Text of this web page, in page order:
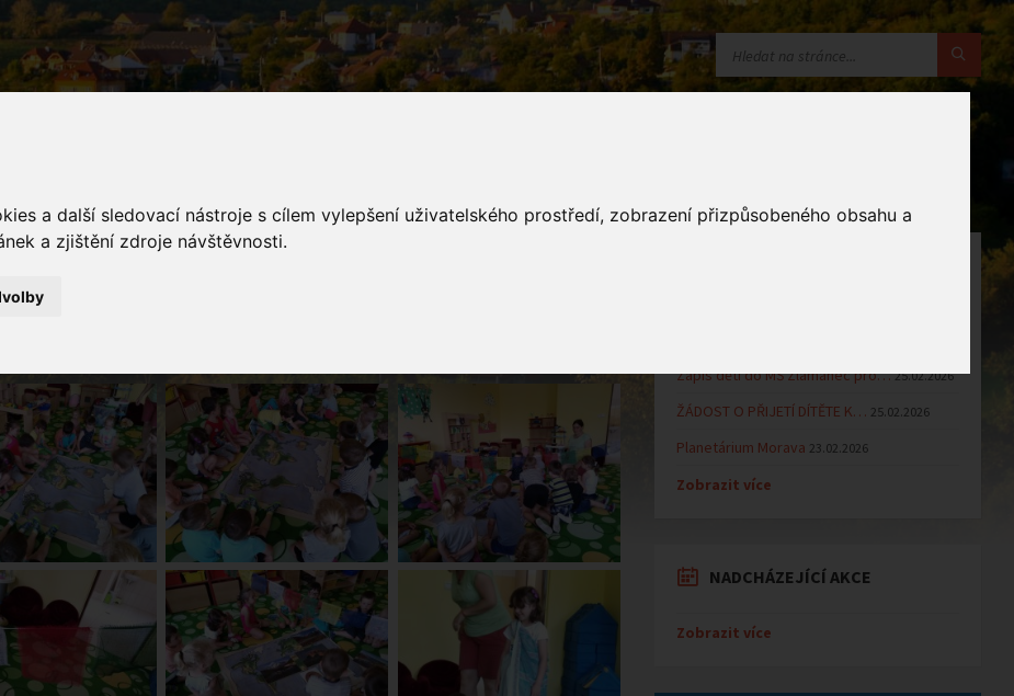
a další sledovací nástroje s cílem vylepšení uživatelského prostředí, zobrazení přizpůsobeného obsahu a
a zjištění zdroje návštěvnosti.
Zápis dětí do MŠ Zlámanec pro… 25.02.2026
ŽÁDOST O PŘIJETÍ DÍTĚTE K… 25.02.2026
Planetárium Morava 23.02.2026
Zobrazit více
NADCHÁZEJÍCÍ AKCE
Zobrazit více